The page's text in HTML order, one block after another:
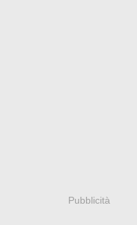
Pubblicità